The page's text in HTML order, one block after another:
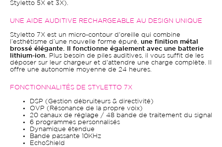
Styletto 5X et 3X).
UNE AIDE AUDITIVE RECHARGEABLE AU DESIGN UNIQUE
Styletto 7X est un micro-contour d'oreille qui combine
l’esthétisme d’une nouvelle forme épuré, une finition métal
brossé élégante. Il fonctionne également avec une batterie
lithium-ion.
Plus besoin de piles auditives, il vous suffit de les
déposer sur leur chargeur et d'attendre une charge complète. Il
offre une autonomie moyenne de 24 heures.
FONCTIONNALITÉS DE STYLETTO 7X
DSP (Gestion débruiteurs & directivité)
OVP (Résonance de la propre voix)
20 canaux de réglage / 48 bande de traitement du signal
6 programmes personnalisés
Dynamique étendue
Bande passante 10KHz
EchoShield